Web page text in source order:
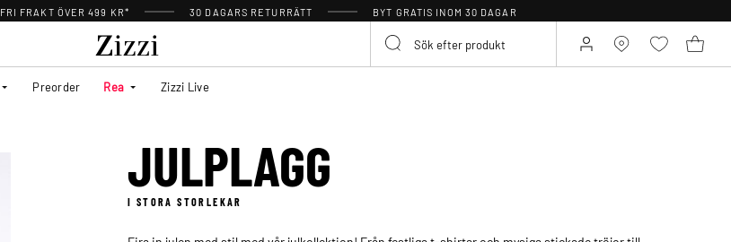
FRI FRAKT ÖVER 499 KR* 30 DAGARS RETURRÄTT BYT GRATIS INOM 30 DAGAR
Preorder Rea Zizzi Live
JULPLAGG
I STORA STORLEKAR